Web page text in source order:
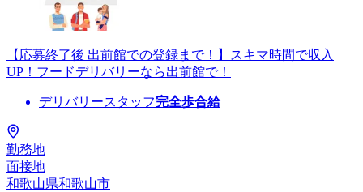
【応募終了後 出前館での登録まで！】スキマ時間で収入
UP！フードデリバリーなら出前館で！
デリバリースタッフ完全歩合給
勤務地
面接地
和歌山県和歌山市